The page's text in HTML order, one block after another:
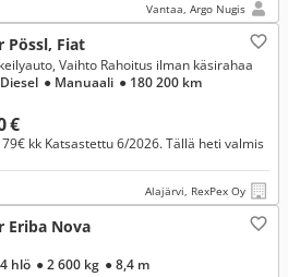
Vantaa, Argo Nugis
Pössl, Fiat
€
Vaihto Rahoitus ilman käsirahaa
● Manuaali ● 180 200 km
kk Katsastettu 6/2026. Tällä heti valmis
Alajärvi, RexPex Oy
Eriba Nova
hlö ● 2 600 kg ● 8,4 m